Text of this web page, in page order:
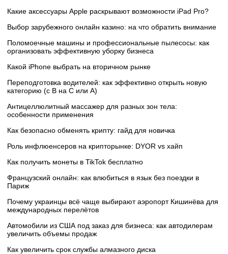
Какие аксессуары Apple раскрывают возможности iPad Pro?
Выбор зарубежного онлайн казино: на что обратить внимание
Поломоечные машины и профессиональные пылесосы: как
организовать эффективную уборку бизнеса
Какой iPhone выбрать на вторичном рынке
Переподготовка водителей: как эффективно открыть новую
категорию (с B на C или А)
Антицеллюлитный массажер для разных зон тела:
особенности применения
Как безопасно обменять крипту: гайд для новичка
Роль инфлюенсеров на крипторынке: DYOR vs хайп
Как получить монеты в TikTok бесплатно
Французский онлайн: как влюбиться в язык без поездки в
Париж
Почему украинцы всё чаще выбирают аэропорт Кишинёва для
международных перелётов
Автомобили из США под заказ для бизнеса: как автодилерам
увеличить объемы продаж
Как увеличить срок службы алмазного диска